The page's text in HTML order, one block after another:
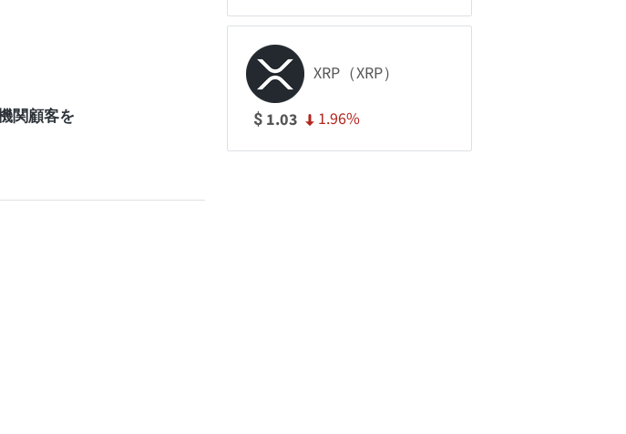
関顧客を
XRP（XRP）
$ 1.03 1.96%